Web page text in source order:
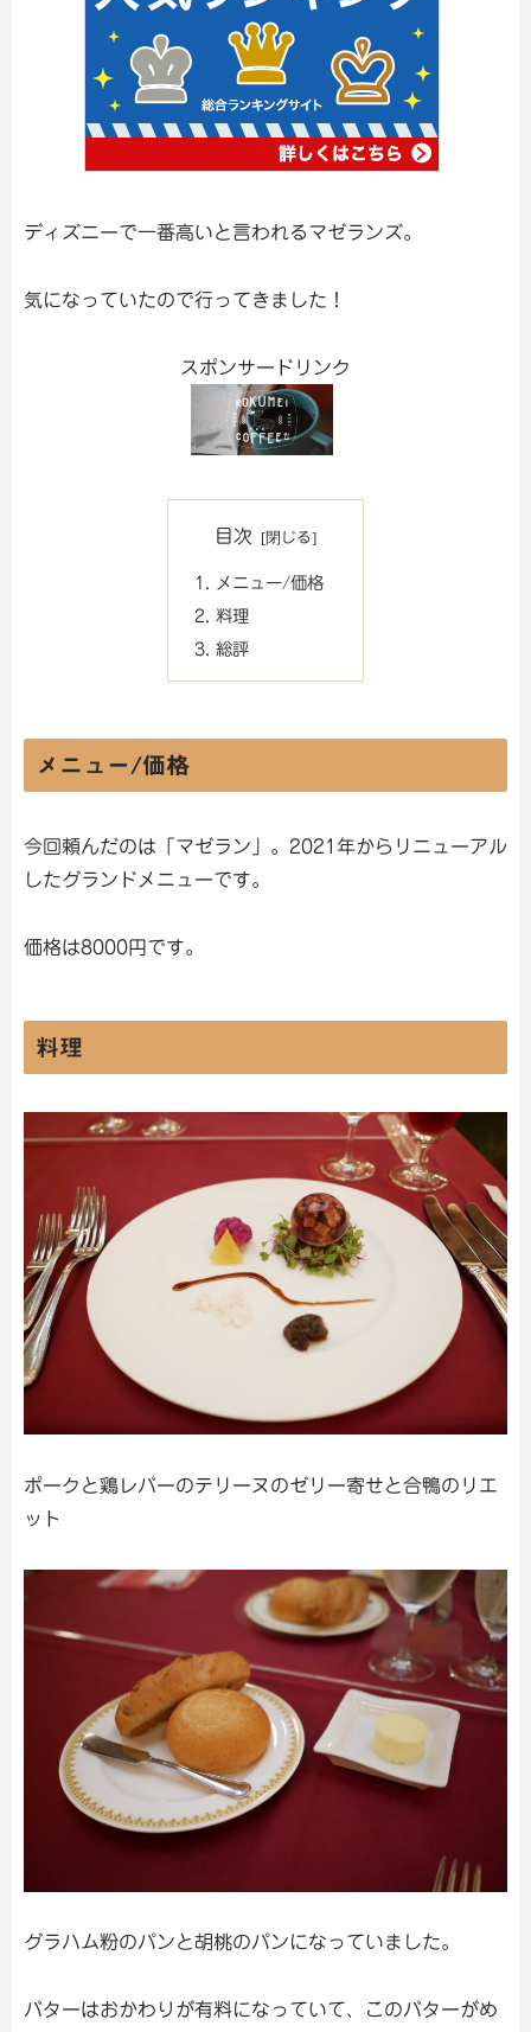
ディズニーで一番高いと言われるマゼランズ。
気になっていたので行ってきました！
スポンサードリンク
目次
メニュー/価格
料理
総評
メニュー/価格
今回頼んだのは「マゼラン」。2021年からリニューアル
したグランドメニューです。
価格は8000円です。
料理
ポークと鶏レバーのテリーヌのゼリー寄せと合鴨のリエ
ット
グラハム粉のパンと胡桃のパンになっていました。
バターはおかわりが有料になっていて、このバターがめ